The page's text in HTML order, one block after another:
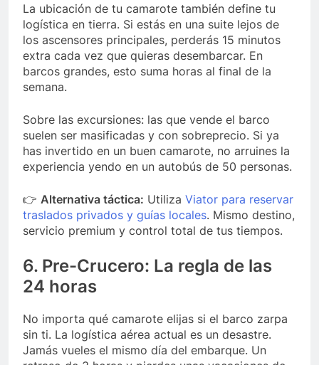
La ubicación de tu camarote también define tu
logística en tierra. Si estás en una suite lejos de
los ascensores principales, perderás 15 minutos
extra cada vez que quieras desembarcar. En
barcos grandes, esto suma horas al final de la
semana.
Sobre las excursiones: las que vende el barco
suelen ser masificadas y con sobreprecio. Si ya
has invertido en un buen camarote, no arruines la
experiencia yendo en un autobús de 50 personas.
👉 Alternativa táctica: Utiliza Viator para reservar
traslados privados y guías locales. Mismo destino,
servicio premium y control total de tus tiempos.
6. Pre-Crucero: La regla de las
24 horas
No importa qué camarote elijas si el barco zarpa
sin ti. La logística aérea actual es un desastre.
Jamás vueles el mismo día del embarque. Un